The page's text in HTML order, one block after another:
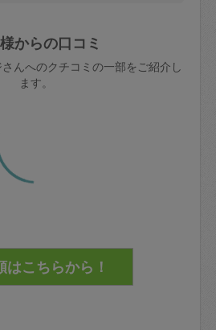
からの口コミ
んへのクチコミの一部をご紹介し
ます。